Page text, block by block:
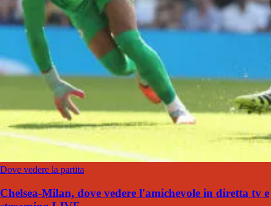
Dove vedere la partita
Chelsea-Milan, dove vedere l'amichevole in diretta tv e